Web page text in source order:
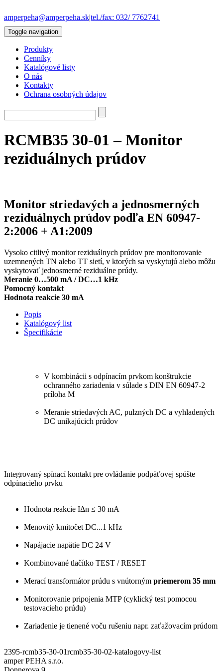
amperpeha@amperpeha.sk|tel./fax: 032/ 7762741
Toggle navigation
Produkty
Cenníky
Katalógové listy
O nás
Kontakty
Ochrana osobných údajov
RCMB35 30-01 – Monitor
reziduálnych prúdov
Monitor striedavých a jednosmerných
reziduálnych prúdov podľa EN 60947-
2:2006 + A1:2009
Vysoko citlivý monitor reziduálnych prúdov pre monitorovanie
uzemnených TN alebo TT sietí, v ktorých sa vyskytujú alebo môžu
vyskytovať jednosmerné reziduálne prúdy.
Meranie 0…500 mA / DC…1 kHz
Pomocný kontakt
Hodnota reakcie 30 mA
Popis
Katalógový list
Špecifikácie
V kombinácii s odpínacím prvkom konštrukcie
ochranného zariadenia v súlade s DIN EN 60947-2
príloha M
Meranie striedavých AC, pulzných DC a vyhladených
DC unikajúcich prúdov
Integrovaný spínací kontakt pre ovládanie podpäťovej spúšte
odpínacieho prvku
Hodnota reakcie IΔn ≤ 30 mA
Menovitý kmitočet DC...1 kHz
Napájacie napätie DC 24 V
Kombinované tlačítko TEST / RESET
Merací transformátor prúdu s vnútorným priemerom 35 mm
Monitorovanie pripojenia MTP (cyklický test pomocou
testovacieho prúdu)
Zariadenie je tienené voču rušeniu napr. zaťažovacím prúdom
2395-rcmb35-30-01rcmb35-30-02-katalogovy-list
amper PEHA s.r.o.